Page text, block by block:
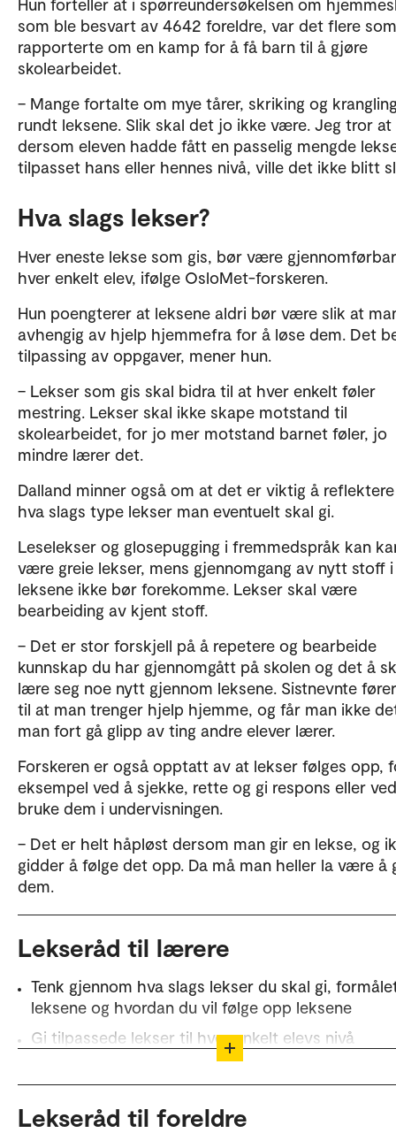
som ble besvart av 4642 foreldre, var det flere som
rapporterte om en kamp for å få barn til å gjøre
skolearbeidet.
– Mange fortalte om mye tårer, skriking og
rundt leksene. Slik skal det jo ikke være. Jeg tror at
dersom eleven hadde fått en passelig mengde
tilpasset hans eller hennes nivå, ville det ikke blitt
Hva slags lekser?
Hver eneste lekse som gis, bør være
hver enkelt elev, ifølge OsloMet-forskeren.
Hun poengterer at leksene aldri bør være slik at
avhengig av hjelp hjemmefra for å løse dem. Det
tilpassing av oppgaver, mener hun.
– Lekser som gis skal bidra til at hver enkelt føler
mestring. Lekser skal ikke skape motstand til
skolearbeidet, for jo mer motstand barnet føler, jo
mindre lærer det.
Dalland minner også om at det er viktig å
hva slags type lekser man eventuelt skal gi.
Leselekser og glosepugging i fremmedspråk kan
være greie lekser, mens gjennomgang av nytt stoff i
leksene ikke bør forekomme. Lekser skal være
bearbeiding av kjent stoff.
– Det er stor forskjell på å repetere og bearbeide
kunnskap du har gjennomgått på skolen og det å
lære seg noe nytt gjennom leksene. Sistnevnte
til at man trenger hjelp hjemme, og får man ikke
man fort gå glipp av ting andre elever lærer.
Forskeren er også opptatt av at lekser følges opp,
eksempel ved å sjekke, rette og gi respons eller
bruke dem i undervisningen.
– Det er helt håpløst dersom man gir en lekse, og
gidder å følge det opp. Da må man heller la være å
dem.
Lekseråd til lærere
Tenk gjennom hva slags lekser du skal gi,
leksene og hvordan du vil følge opp leksene
Gi tilpassede lekser til hver enkelt elevs nivå
å løse dem selv
Ikke overdriv mengden lekser
Lekseråd til foreldre